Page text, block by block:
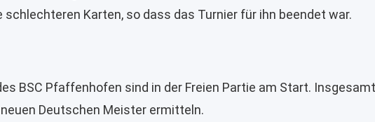
Karten, so dass das Turnier für ihn beendet war.
BSC Pfaffenhofen sind in der Freien Partie am Start.
Deutschen Meister ermitteln.